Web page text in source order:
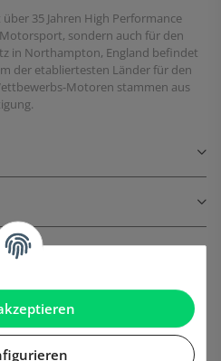
35 Jahren High Performance
sondern auch für den
in Northampton, England befindet
der etabliertesten Länder für den
Motoren stammen aus